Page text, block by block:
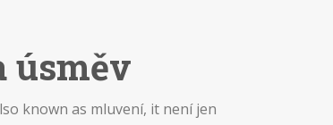
úsměv
known as mluvení, it není jen